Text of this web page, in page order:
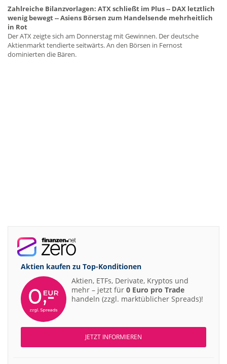
Zahlreiche Bilanzvorlagen: ATX schließt im Plus -- DAX letztlich
wenig bewegt -- Asiens Börsen zum Handelsende mehrheitlich
in Rot
Der ATX zeigte sich am Donnerstag mit Gewinnen. Der deutsche
Aktienmarkt tendierte seitwärts. An den Börsen in Fernost
dominierten die Bären.
Aktien kaufen zu Top-Konditionen
Aktien, ETFs, Derivate, Kryptos und
mehr – jetzt für 0 Euro pro Trade
handeln (zzgl. marktüblicher Spreads)!
JETZT INFORMIEREN